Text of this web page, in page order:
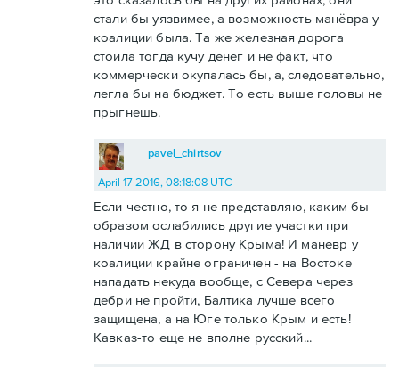
стали бы уязвимее, а возможность манёвра у
коалиции была. Та же железная дорога
стоила тогда кучу денег и не факт, что
коммерчески окупалась бы, а, следовательно,
легла бы на бюджет. То есть выше головы не
прыгнешь.
pavel_chirtsov
April 17 2016, 08:18:08 UTC
Если честно, то я не представляю, каким бы
образом ослабились другие участки при
наличии ЖД в сторону Крыма! И маневр у
коалиции крайне ограничен - на Востоке
нападать некуда вообще, с Севера через
дебри не пройти, Балтика лучше всего
защищена, а на Юге только Крым и есть!
Кавказ-то еще не вполне русский...